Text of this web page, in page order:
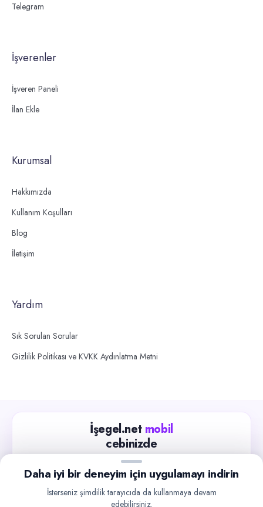
Telegram
İşverenler
İşveren Paneli
İlan Ekle
Kurumsal
Hakkımızda
Kullanım Koşulları
Blog
İletişim
Yardım
Sık Sorulan Sorular
Gizlilik Politikası ve KVKK Aydınlatma Metni
İşegel.net mobil
cebinizde
Güncel iş ilanlarını takip edin, işverenlerle hızlıca
iletişime geçin.
Google Play
Daha iyi bir deneyim için uygulamayı indirin
İsterseniz şimdilik tarayıcıda da kullanmaya devam
edebilirsiniz.